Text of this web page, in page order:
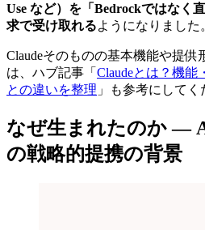
Use など）を「Bedrockではなく
求で受け取れるようになりました
Claudeそのものの基本機能や提
は、ハブ記事「 Claudeとは？機能
との違いを整理 」も参考にしてく
なぜ生まれたのか —
の戦略的提携の背景